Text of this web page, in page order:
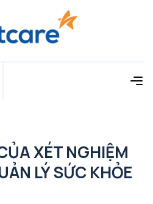
XÉT NGHIỆM
LÝ SỨC KHỎE